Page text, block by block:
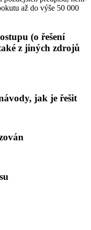
až do výše 50 000
(o řešení
z jiných zdrojů
jak je řešit